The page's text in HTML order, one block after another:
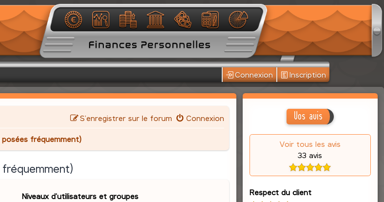
Connexion Inscription
Connexion
S’enregistrer sur le forum
fréquemment)
Niveaux d’utilisateurs et groupes
Vos avis
Voir tous les avis
33 avis
Respect du client